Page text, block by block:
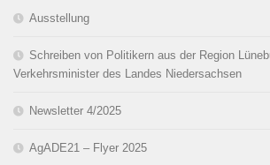
Ausstellung
Schreiben von Politikern aus der Region
Verkehrsminister des Landes Niedersachsen
Newsletter 4/2025
AgADE21 – Flyer 2025